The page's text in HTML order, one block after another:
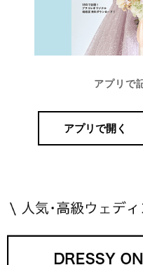
アプリで
アプリで開く